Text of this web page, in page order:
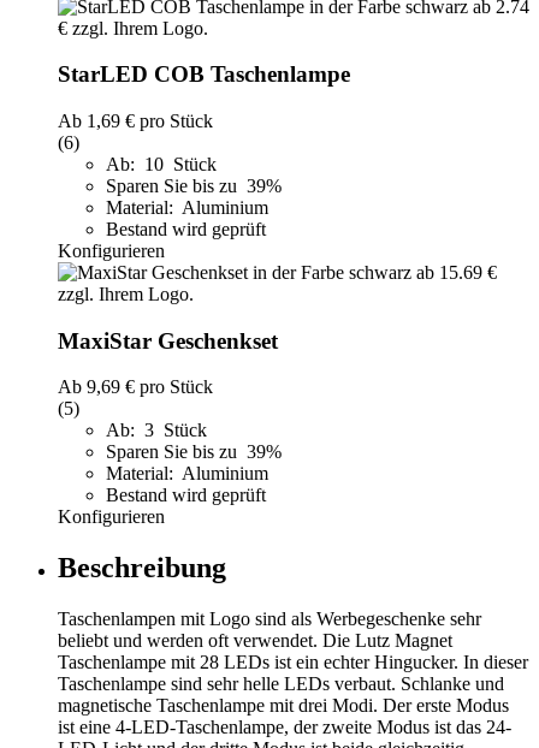
StarLED COB Taschenlampe
Ab 1,69 € pro Stück
(6)
Ab: 10 Stück
Sparen Sie bis zu 39%
Material: Aluminium
Bestand wird geprüft
Konfigurieren
MaxiStar Geschenkset
Ab 9,69 € pro Stück
(5)
Ab: 3 Stück
Sparen Sie bis zu 39%
Material: Aluminium
Bestand wird geprüft
Konfigurieren
Beschreibung
Taschenlampen mit Logo sind als Werbegeschenke sehr
beliebt und werden oft verwendet. Die Lutz Magnet
Taschenlampe mit 28 LEDs ist ein echter Hingucker. In dieser
Taschenlampe sind sehr helle LEDs verbaut. Schlanke und
magnetische Taschenlampe mit drei Modi. Der erste Modus
ist eine 4-LED-Taschenlampe, der zweite Modus ist das 24-